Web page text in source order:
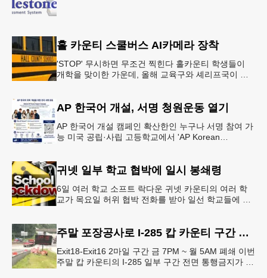
홀 카운티 스쿨버스 AI카메라 장착
'STOP' 무시하면 무조건 찍힌다 홀카운티 학생들이
개학을 맞이한 가운데, 올해 교육구와 셰리프국이 학
AP 한국어 개설, 서명 청원운동 열기
AP 한국어 개설 캠페인 확산한인 누구나 서명 참여 가
능 미국 공립·사립 고등학교에서 'AP Korean
귀넷 일부 학교 협박에 일시 봉쇄령
6일 여러 학교 소프트 락다운 귀넷 카운티의 여러 학
교가 목요일 허위 협박 전화를 받아 일선 학교들에 일
주말 포장공사로 I-285 캅 카운티 구간 통행금지
Exit18-Exit16 2마일 구간 금 7PM ~ 월 5AM 폐쇄 이번
주말 캅 카운티의 I-285 일부 구간 전면 통행금지가 시